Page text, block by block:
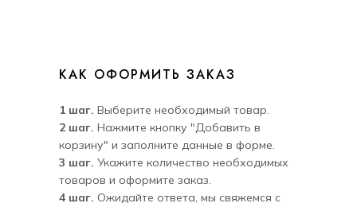
КАК ОФОРМИТЬ ЗАКАЗ
1 шаг. Выберите необходимый товар.
2 шаг. Нажмите кнопку "Добавить в
корзину" и заполните данные в форме.
3 шаг. Укажите количество необходимых
товаров и оформите заказ.
4 шаг. Ожидайте ответа, мы свяжемся с